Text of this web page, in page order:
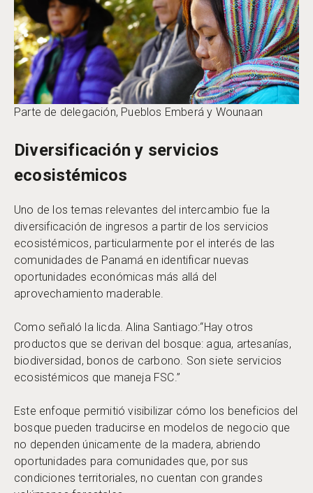
Parte de delegación, Pueblos Emberá y Wounaan
Diversificación y servicios
ecosistémicos
Uno de los temas relevantes del intercambio fue la
diversificación de ingresos a partir de los servicios
ecosistémicos, particularmente por el interés de las
comunidades de Panamá en identificar nuevas
oportunidades económicas más allá del
aprovechamiento maderable.
Como señaló la licda. Alina Santiago:“Hay otros
productos que se derivan del bosque: agua, artesanías,
biodiversidad, bonos de carbono. Son siete servicios
ecosistémicos que maneja FSC.”
Este enfoque permitió visibilizar cómo los beneficios del
bosque pueden traducirse en modelos de negocio que
no dependen únicamente de la madera, abriendo
oportunidades para comunidades que, por sus
condiciones territoriales, no cuentan con grandes